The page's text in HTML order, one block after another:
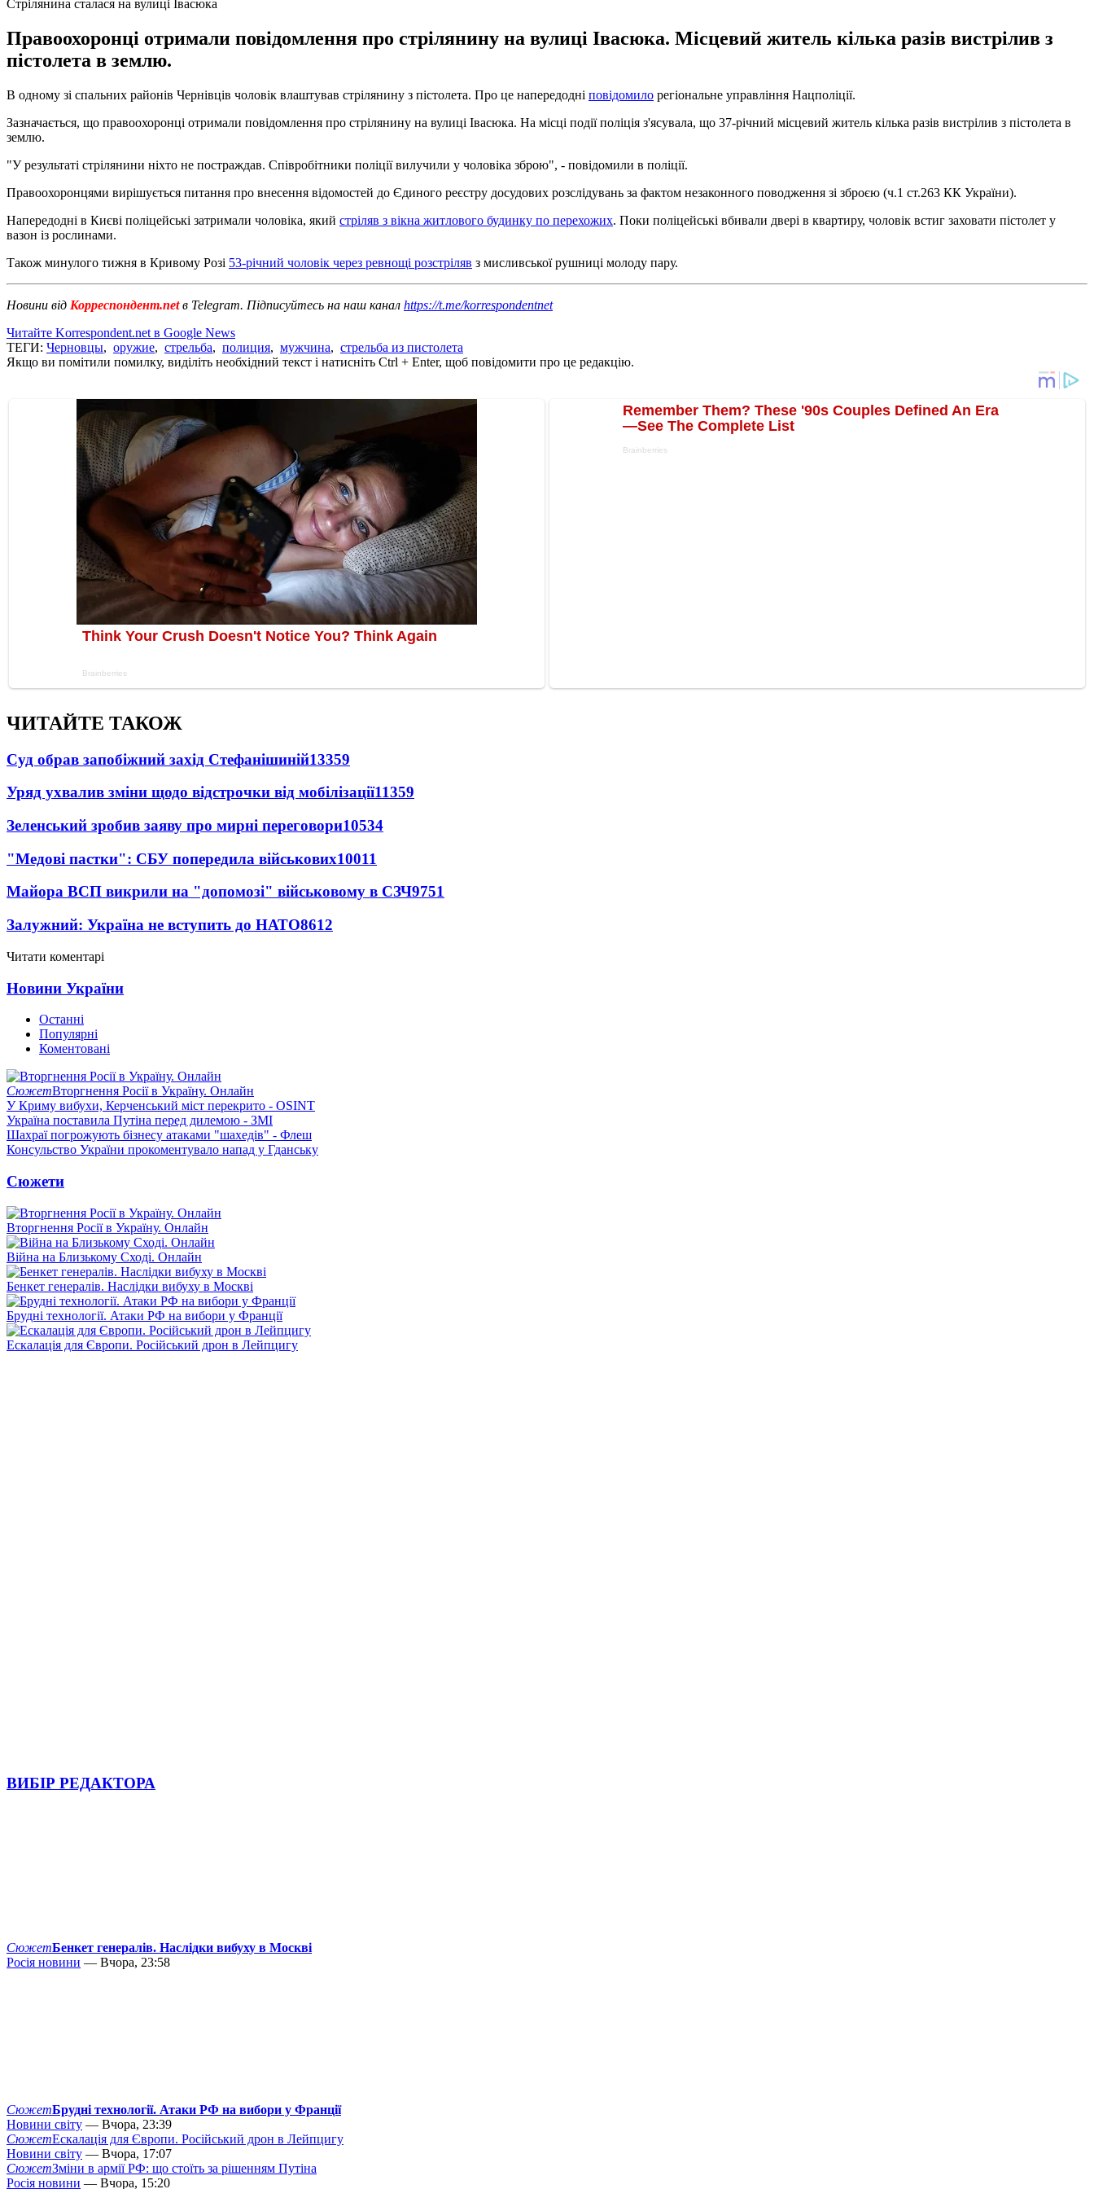
Стрілянина сталася на вулиці Івасюка
Правоохоронці отримали повідомлення про стрілянину на вулиці Івасюка. Місцевий житель кілька разів вистрілив з
пістолета в землю.
В одному зі спальних районів Чернівців чоловік влаштував стрілянину з пістолета. Про це напередодні повідомило регіональне управління Нацполіції.
Зазначається, що правоохоронці отримали повідомлення про стрілянину на вулиці Івасюка. На місці події поліція з'ясувала, що 37-річний місцевий житель кілька разів вистрілив з пістолета в
землю.
"У результаті стрілянини ніхто не постраждав. Співробітники поліції вилучили у чоловіка зброю", - повідомили в поліції.
Правоохоронцями вирішується питання про внесення відомостей до Єдиного реєстру досудових розслідувань за фактом незаконного поводження зі зброєю (ч.1 ст.263 КК України).
Напередодні в Києві поліцейські затримали чоловіка, який стріляв з вікна житлового будинку по перехожих. Поки поліцейські вбивали двері в квартиру, чоловік встиг заховати пістолет у
вазон із рослинами.
Також минулого тижня в Кривому Розі 53-річний чоловік через ревнощі розстріляв з мисливської рушниці молоду пару.
Новини від Корреспондент.netв Telegram. Підписуйтесь на наш канал https://t.me/korrespondentnet
Читайте Korrespondent.net в Google News
ТЕГИ: Черновцы, оружие, стрельба, полиция, мужчина, стрельба из пистолета
Якщо ви помітили помилку, виділіть необхідний текст і натисніть Ctrl + Enter, щоб повідомити про це редакцію.
ЧИТАЙТЕ ТАКОЖ
Суд обрав запобіжний захід Стефанішиній13359
Уряд ухвалив зміни щодо відстрочки від мобілізації11359
Зеленський зробив заяву про мирні переговори10534
"Медові пастки": СБУ попередила військових10011
Майора ВСП викрили на "допомозі" військовому в СЗЧ9751
Залужний: Україна не вступить до НАТО8612
Читати коментарі
Новини України
Останні
Популярні
Коментовані
СюжетВторгнення Росії в Україну. Онлайн
У Криму вибухи, Керченський міст перекрито - OSINT
Україна поставила Путіна перед дилемою - ЗМІ
Шахраї погрожують бізнесу атаками "шахедів" - Флеш
Консульство України прокоментувало напад у Гданську
Сюжети
Вторгнення Росії в Україну. Онлайн
Війна на Близькому Сході. Онлайн
Бенкет генералів. Наслідки вибуху в Москві
Брудні технології. Атаки РФ на вибори у Франції
Ескалація для Європи. Російський дрон в Лейпцигу
ВИБІР РЕДАКТОРА
СюжетБенкет генералів. Наслідки вибуху в Москві
Росія новини — Вчора, 23:58
СюжетБрудні технології. Атаки РФ на вибори у Франції
Новини світу — Вчора, 23:39
СюжетЕскалація для Європи. Російський дрон в Лейпцигу
Новини світу — Вчора, 17:07
СюжетЗміни в армії РФ: що стоїть за рішенням Путіна
Росія новини — Вчора, 15:20